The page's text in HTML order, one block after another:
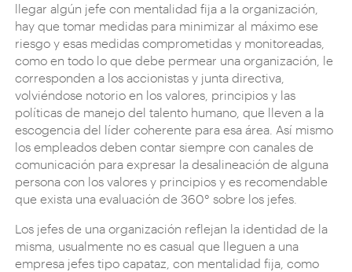
llegar algún jefe con mentalidad fija a la organización,
hay que tomar medidas para minimizar al máximo ese
riesgo y esas medidas comprometidas y monitoreadas,
como en todo lo que debe permear una organización, le
corresponden a los accionistas y junta directiva,
volviéndose notorio en los valores, principios y las
políticas de manejo del talento humano, que lleven a la
escogencia del líder coherente para esa área. Así mismo
los empleados deben contar siempre con canales de
comunicación para expresar la desalineación de alguna
persona con los valores y principios y es recomendable
que exista una evaluación de 360° sobre los jefes.
Los jefes de una organización reflejan la identidad de la
misma, usualmente no es casual que lleguen a una
empresa jefes tipo capataz, con mentalidad fija, como